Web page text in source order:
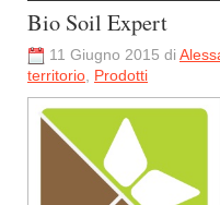
Bio Soil Expert
11 Giugno 2015 di
territorio, Prodotti